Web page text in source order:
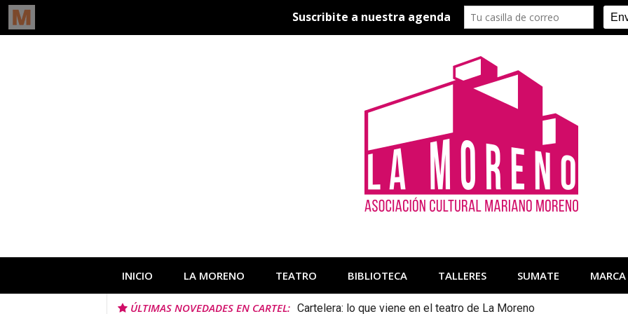
INICIO LA MORENO TEATRO BIBLIOTECA TALLERES SUMATE MARCA
ÚLTIMAS NOVEDADES EN CARTEL: Cartelera: lo que viene en el teatro de La Moreno